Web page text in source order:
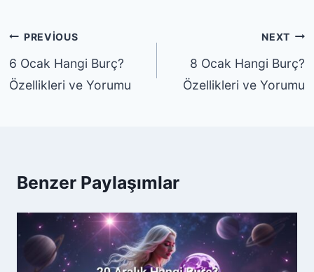
Yazı
gezinmesi
PREVIOUS
6 Ocak Hangi Burç?
Özellikleri ve Yorumu
NEXT
8 Ocak Hangi Burç?
Özellikleri ve Yorumu
Benzer Paylaşımlar